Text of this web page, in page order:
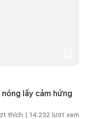
lấy cảm hứng
thích | 14.232 lượt xem